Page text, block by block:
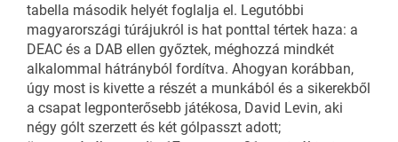
tabella második helyét foglalja el. Legutóbbi
magyarországi túrájukról is hat ponttal tértek haza: a
DEAC és a DAB ellen győztek, méghozzá mindkét
alkalommal hátrányból fordítva. Ahogyan korábban,
úgy most is kivette a részét a munkából és a sikerekből
a csapat legponterősebb játékosa, David Levin, aki
négy gólt szerzett és két gólpasszt adott;